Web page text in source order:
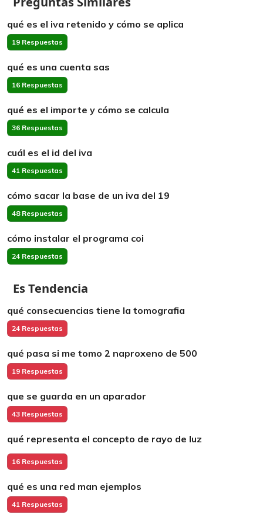
qué es el iva retenido y cómo se aplica
19 Respuestas
qué es una cuenta sas
16 Respuestas
qué es el importe y cómo se calcula
36 Respuestas
cuál es el id del iva
41 Respuestas
cómo sacar la base de un iva del 19
48 Respuestas
cómo instalar el programa coi
24 Respuestas
Es Tendencia
qué consecuencias tiene la tomografia
24 Respuestas
qué pasa si me tomo 2 naproxeno de 500
19 Respuestas
que se guarda en un aparador
43 Respuestas
qué representa el concepto de rayo de luz
16 Respuestas
qué es una red man ejemplos
41 Respuestas